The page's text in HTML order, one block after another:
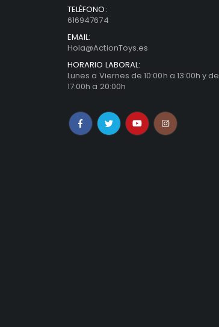
TELÉFONO:
616947674
EMAIL:
Hola@ActionToys.es
HORARIO LABORAL:
Lunes a Viernes de 10:00h a 13:00h y de
17:00h a 20:00h